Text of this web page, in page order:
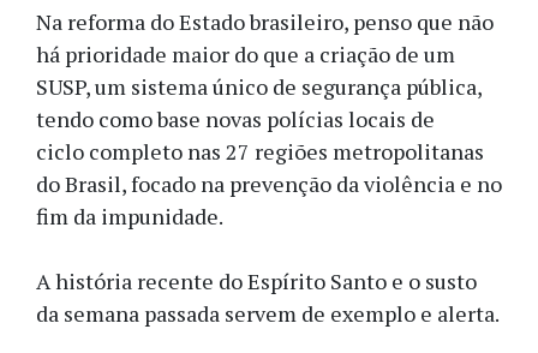
Na reforma do Estado brasileiro, penso que não
há prioridade maior do que a criação de um
SUSP, um sistema único de segurança pública,
tendo como base novas polícias locais de
ciclo completo nas 27 regiões metropolitanas
do Brasil, focado na prevenção da violência e no
fim da impunidade.
A história recente do Espírito Santo e o susto
da semana passada servem de exemplo e alerta.